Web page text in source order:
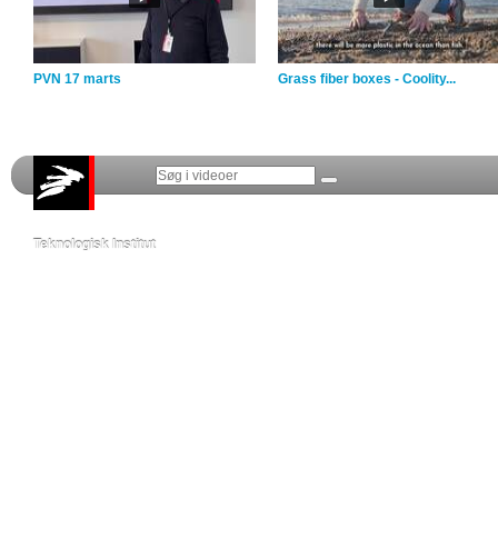
PVN 17 marts Grass fiber boxes - Coolity...
Teknologisk Institut